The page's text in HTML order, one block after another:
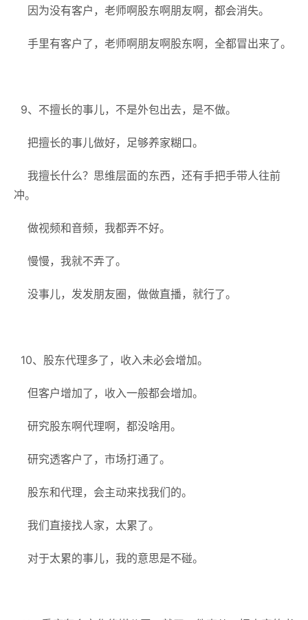
因为没有客户，老师啊股东啊朋友啊，都会消失。
手里有客户了，老师啊朋友啊股东啊，全都冒出来了。
9、不擅长的事儿，不是外包出去，是不做。
把擅长的事儿做好，足够养家糊口。
我擅长什么？思维层面的东西，还有手把手带人往前
冲。
做视频和音频，我都弄不好。
慢慢，我就不弄了。
没事儿，发发朋友圈，做做直播，就行了。
10、股东代理多了，收入未必会增加。
但客户增加了，收入一般都会增加。
研究股东啊代理啊，都没啥用。
研究透客户了，市场打通了。
股东和代理，会主动来找我们的。
我们直接找人家，太累了。
对于太累的事儿，我的意思是不碰。